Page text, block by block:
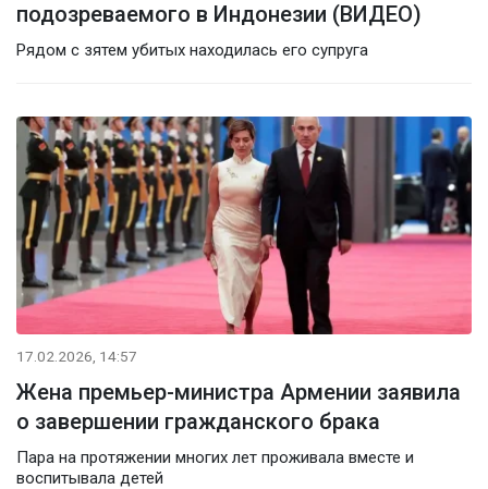
подозреваемого в Индонезии (ВИДЕО)
Рядом с зятем убитых находилась его супруга
17.02.2026, 14:57
Жена премьер-министра Армении заявила
о завершении гражданского брака
Пара на протяжении многих лет проживала вместе и
воспитывала детей